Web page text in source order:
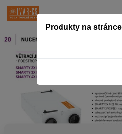
Produkty na stránce